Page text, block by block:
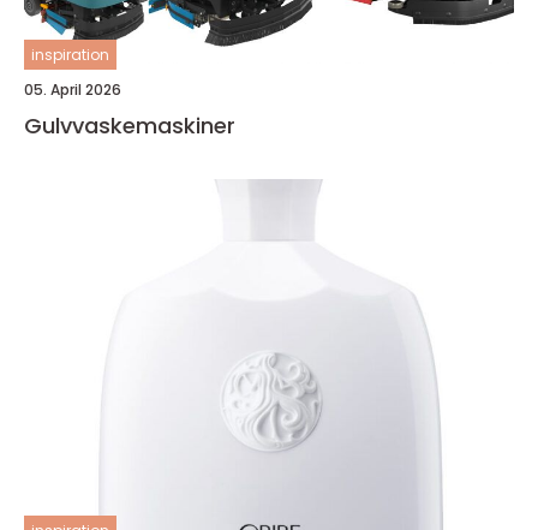
inspiration
05. April 2026
Gulvvaskemaskiner